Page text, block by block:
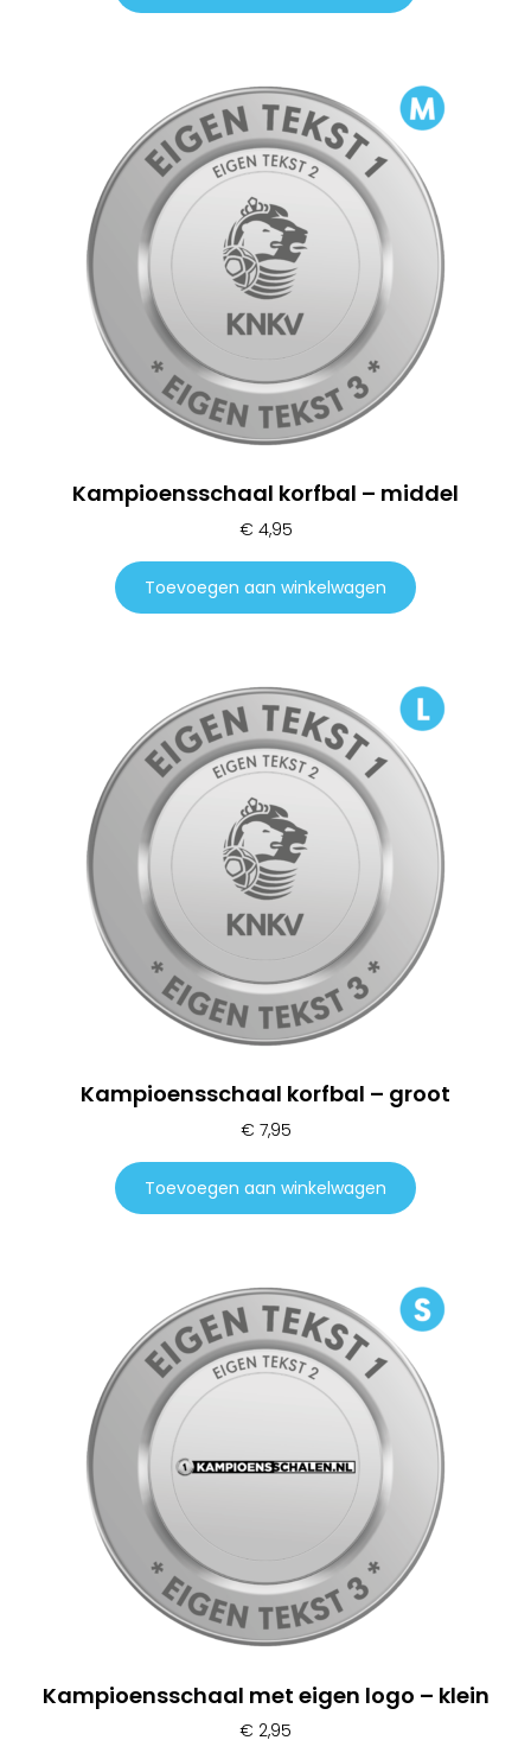
Kampioensschaal korfbal – middel
€ 4,95
Toevoegen aan winkelwagen
Kampioensschaal korfbal – groot
€ 7,95
Toevoegen aan winkelwagen
Kampioensschaal met eigen logo – klein
€ 2,95